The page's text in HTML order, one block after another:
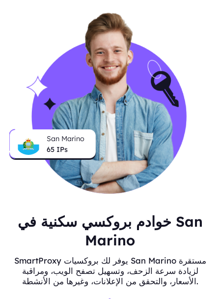
San Marino
65 IPs
خوادم بروكسي سكنية في San
Marino
SmartProxy يوفر لك بروكسيات San Marino مستقرة
لزيادة سرعة الزحف، وتسهيل تصفح الويب، ومراقبة
الأسعار، والتحقق من الإعلانات، وغيرها من الأنشطة.